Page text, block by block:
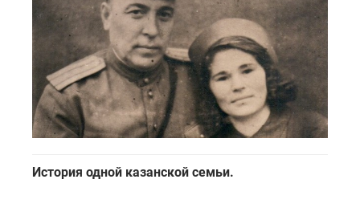
История одной казанской семьи.